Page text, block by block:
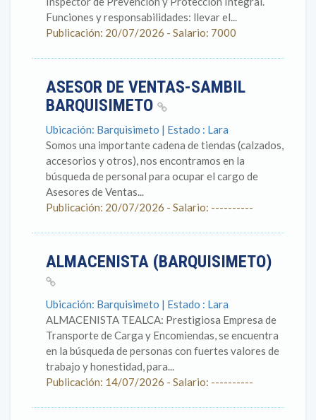
Funciones y responsabilidades: llevar el...
Publicación: 20/07/2026 - Salario: 7000
ASESOR DE VENTAS-SAMBIL
BARQUISIMETO
Ubicación: Barquisimeto | Estado : Lara
Somos una importante cadena de tiendas (calzados,
accesorios y otros), nos encontramos en la
búsqueda de personal para ocupar el cargo de
Asesores de Ventas...
Publicación: 20/07/2026 - Salario: ----------
ALMACENISTA (BARQUISIMETO)
Ubicación: Barquisimeto | Estado : Lara
ALMACENISTA TEALCA: Prestigiosa Empresa de
Transporte de Carga y Encomiendas, se encuentra
en la búsqueda de personas con fuertes valores de
trabajo y honestidad, para...
Publicación: 14/07/2026 - Salario: ----------